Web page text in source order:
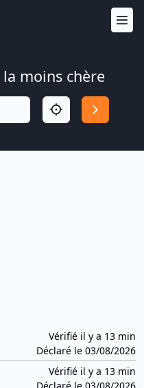
moins chère
Vérifié il y a 13 min
Déclaré le 03/08/2026
Vérifié il y a 13 min